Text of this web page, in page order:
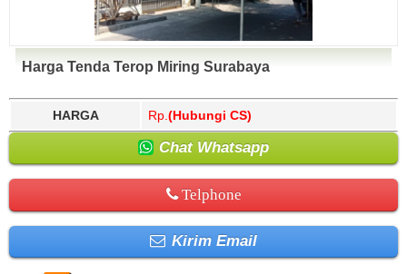
Harga Tenda Terop Miring Surabaya
HARGA Rp. (Hubungi CS)
Chat Whatsapp
Telphone
Kirim Email